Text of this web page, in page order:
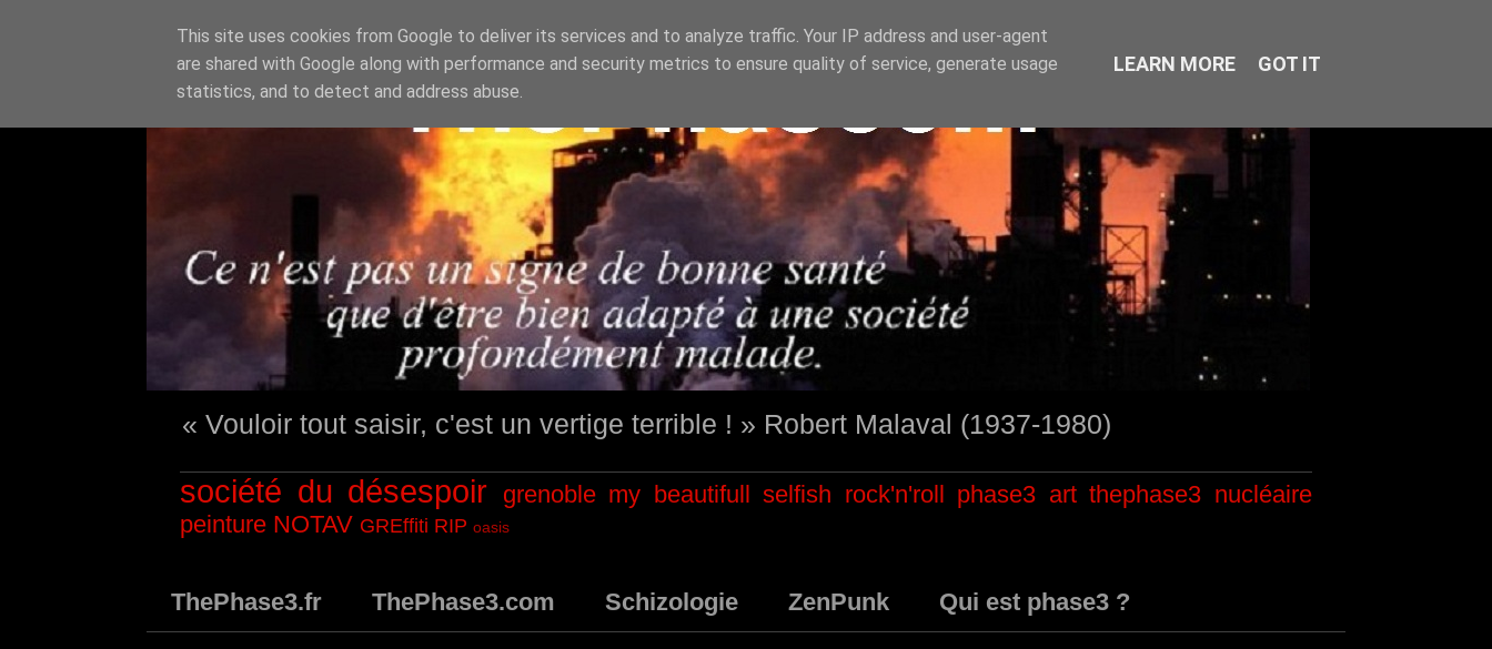
« Vouloir tout saisir, c'est un vertige terrible ! » Robert Malaval (1937-1980)
société du désespoir grenoble my beautifull selfish rock'n'roll phase3 art thephase3 nucléaire
peinture NOTAV GREffiti RIP oasis
ThePhase3.fr ThePhase3.com Schizologie ZenPunk Qui est phase3 ?
This site uses cookies from Google to deliver its services and to analyze traffic. Your IP address and user-agent
are shared with Google along with performance and security metrics to ensure quality of service, generate usage
statistics, and to detect and address abuse.
LEARN MORE GOT IT